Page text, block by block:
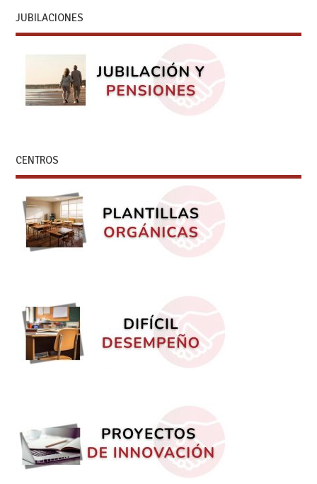
JUBILACIONES
CENTROS